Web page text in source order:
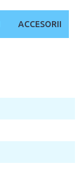
ACCESORII